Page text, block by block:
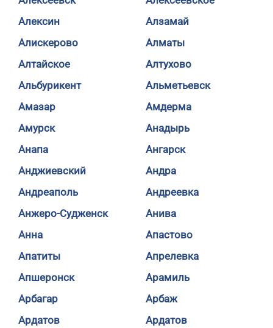
Алексин
Алзамай
Алискерово
Алматы
Алтайское
Алтухово
Альбурикент
Альметьевск
Амазар
Амдерма
Амурск
Анадырь
Анапа
Ангарск
Анджиевский
Андра
Андреаполь
Андреевка
Анжеро-Судженск
Анива
Анна
Апастово
Апатиты
Апрелевка
Апшеронск
Арамиль
Арбагар
Арбаж
Ардатов
Ардатов